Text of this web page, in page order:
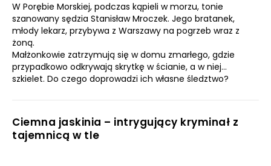
W Porębie Morskiej, podczas kąpieli w morzu, tonie
szanowany sędzia Stanisław Mroczek. Jego bratanek,
młody lekarz, przybywa z Warszawy na pogrzeb wraz z
żoną.
Małżonkowie zatrzymują się w domu zmarłego, gdzie
przypadkowo odkrywają skrytkę w ścianie, a w niej…
szkielet. Do czego doprowadzi ich własne śledztwo?
Ciemna jaskinia – intrygujący kryminał z
tajemnicą w tle